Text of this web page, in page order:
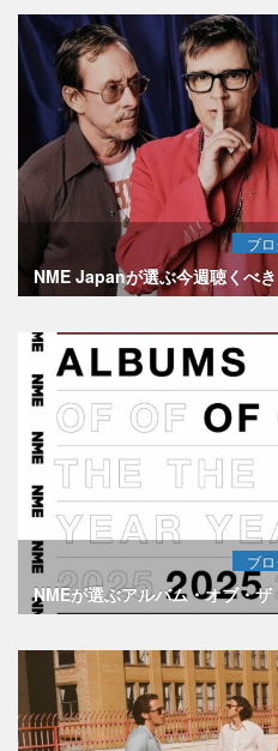
ブ
NME Japanが選ぶ今週聴くべ
ブ
NMEが選ぶアルバム・オブ・ザ